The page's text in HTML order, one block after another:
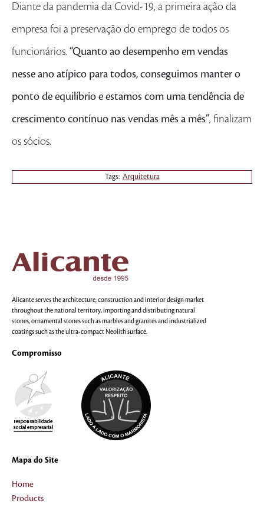
Diante da pandemia da Covid-19, a primeira ação da
empresa foi a preservação do emprego de todos os
funcionários. “Quanto ao desempenho em vendas
nesse ano atípico para todos, conseguimos manter o
ponto de equilíbrio e estamos com uma tendência de
crescimento contínuo nas vendas mês a mês”, finalizam
os sócios.
Tags: Arquitetura
Alicante serves the architecture, construction and interior design market
throughout the national territory, importing and distributing natural
stones, ornamental stones such as marbles and granites and industrialized
coatings such as the ultra-compact Neolith surface.
Compromisso
Mapa do Site
Home
Products